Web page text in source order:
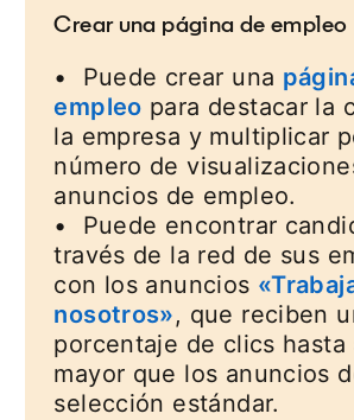
Crear una página de empleo
• Puede crear una
empleo para destacar la
la empresa y multiplicar
número de
anuncios de empleo.
• Puede encontrar
través de la red de sus
con los anuncios
nosotros», que reciben
porcentaje de clics hasta
mayor que los anuncios
selección estándar.